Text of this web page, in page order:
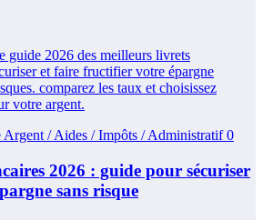
Argent / Aides / Impôts / Administratif0
2026 : guide pour sécuriser
sans risque